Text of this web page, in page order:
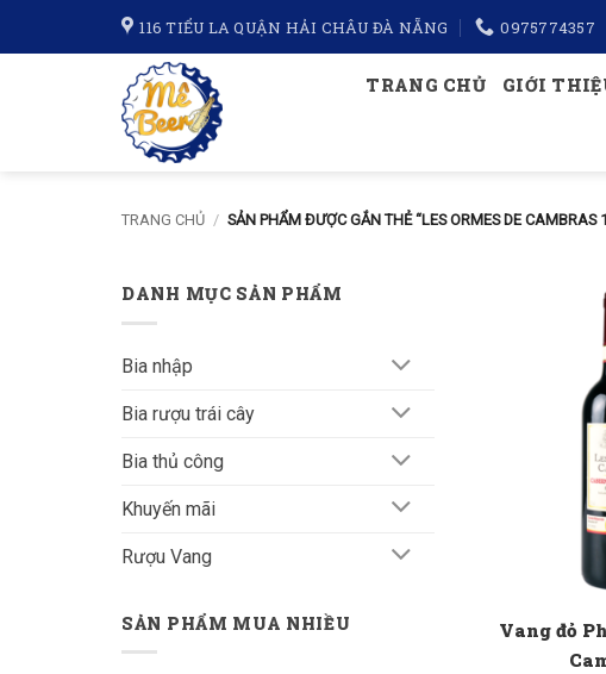
116 TIỂU LA QUẬN HẢI CHÂU ĐÀ NẴNG 0975774357
TRANG CHỦ GIỚI
TRANG CHỦ / SẢN PHẨM ĐƯỢC GẮN THẺ “LES ORMES DE CAMBRAS
DANH MỤC SẢN PHẨM
Bia nhập
Bia rượu trái cây
Bia thủ công
Khuyến mãi
Rượu Vang
SẢN PHẨM MUA NHIỀU
Vang đỏ